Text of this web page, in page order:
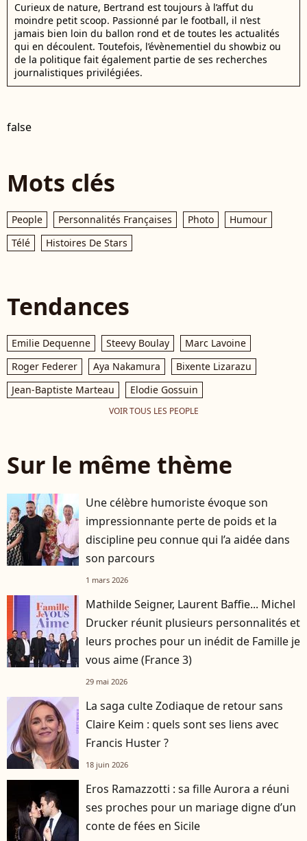
Curieux de nature, Bertrand est toujours à l’affut du
moindre petit scoop. Passionné par le football, il n’est
jamais bien loin du ballon rond et de toutes les actualités
qui en découlent. Toutefois, l’évènementiel du showbiz ou
de la politique fait également partie de ses recherches
journalistiques privilégiées.
false
Mots clés
People Personnalités Françaises Photo
Humour
Télé
Histoires De Stars
Tendances
Emilie Dequenne Steevy Boulay
Marc Lavoine
Roger Federer
Aya Nakamura
Bixente Lizarazu
Jean-Baptiste Marteau
Elodie Gossuin
VOIR TOUS LES PEOPLE
Sur le même thème
Une célèbre humoriste évoque son
impressionnante perte de poids et la
discipline peu connue qui l’a aidée dans
son parcours
1 mars 2026
Mathilde Seigner, Laurent Baffie... Michel
Drucker réunit plusieurs personnalités et
leurs proches pour un inédit de Famille je
vous aime (France 3)
29 mai 2026
La saga culte Zodiaque de retour sans
Claire Keim : quels sont ses liens avec
Francis Huster ?
18 juin 2026
Eros Ramazzotti : sa fille Aurora a réuni
ses proches pour un mariage digne d’un
conte de fées en Sicile